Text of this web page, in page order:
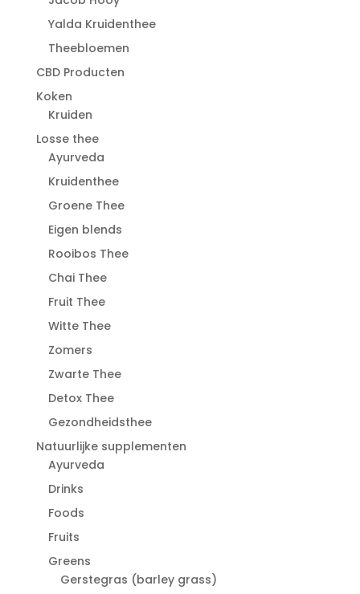
Yalda Kruidenthee
Theebloemen
CBD Producten
Koken
Kruiden
Losse thee
Ayurveda
Kruidenthee
Groene Thee
Eigen blends
Rooibos Thee
Chai Thee
Fruit Thee
Witte Thee
Zomers
Zwarte Thee
Detox Thee
Gezondheidsthee
Natuurlijke supplementen
Ayurveda
Drinks
Foods
Fruits
Greens
Gerstegras (barley grass)